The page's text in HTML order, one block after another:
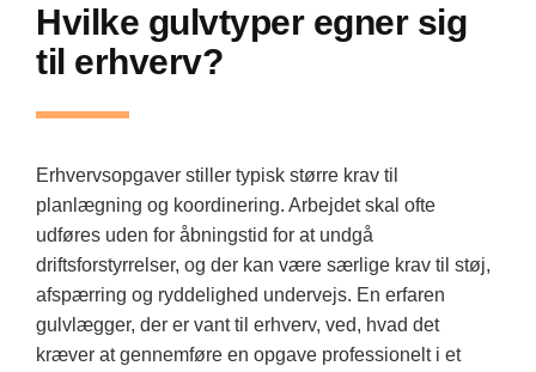
Hvilke gulvtyper egner sig
til erhverv?
Erhvervsopgaver stiller typisk større krav til
planlægning og koordinering. Arbejdet skal ofte
udføres uden for åbningstid for at undgå
driftsforstyrrelser, og der kan være særlige krav til støj,
afspærring og ryddelighed undervejs. En erfaren
gulvlægger, der er vant til erhverv, ved, hvad det
kræver at gennemføre en opgave professionelt i et